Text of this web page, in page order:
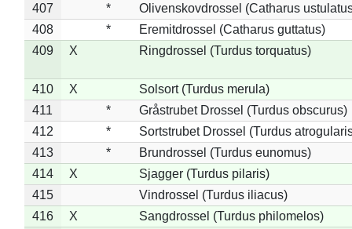
407
*
Olivenskovdrossel (Catharus
408
*
Eremitdrossel (Catharus guttatus)
409
X Ringdrossel (Turdus torquatus)
410 X
Solsort (Turdus merula)
411
*
Gråstrubet Drossel (Turdus obscurus)
412
*
Sortstrubet Drossel (Turdus
413
*
Brundrossel (Turdus eunomus)
414
X
Sjagger (Turdus pilaris)
415
Vindrossel (Turdus iliacus)
416
X
Sangdrossel (Turdus philomelos)